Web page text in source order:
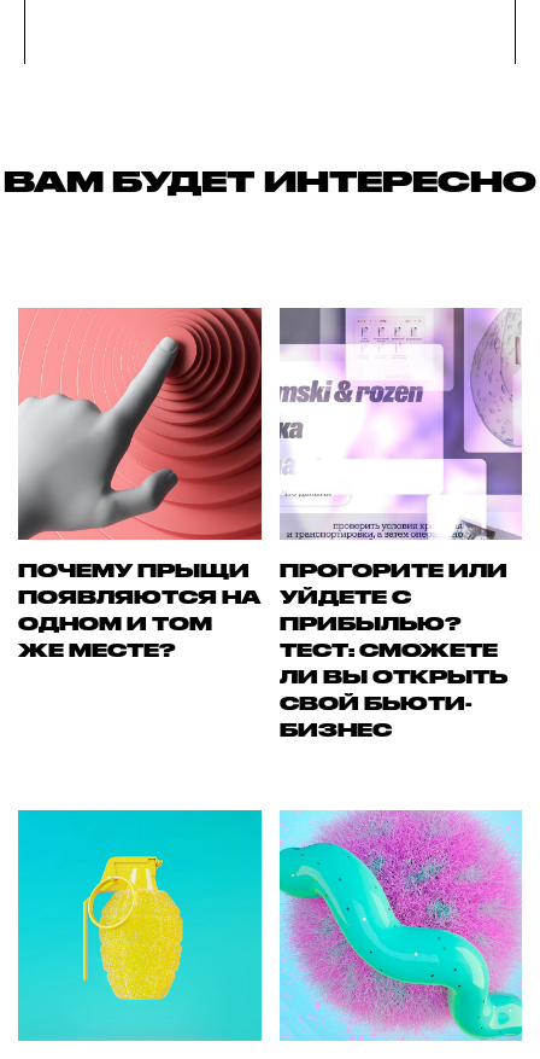
ВАМ БУДЕТ ИНТЕРЕСНО
ПОЧЕМУ ПРЫЩИ
ПОЯВЛЯЮТСЯ НА
ОДНОМ И ТОМ
ЖЕ МЕСТЕ?
ПРОГОРИТЕ ИЛИ
УЙДЕТЕ С
ПРИБЫЛЬЮ?
ТЕСТ: СМОЖЕТЕ
ЛИ ВЫ ОТКРЫТЬ
СВОЙ БЬЮТИ-
БИЗНЕС